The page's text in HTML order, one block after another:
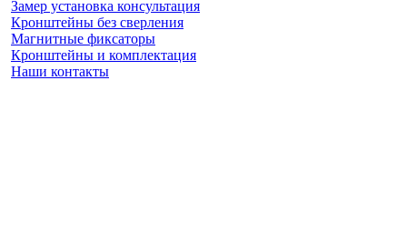
Замер установка консультация
Кронштейны без сверления
Магнитные фиксаторы
Кронштейны и комплектация
Наши контакты